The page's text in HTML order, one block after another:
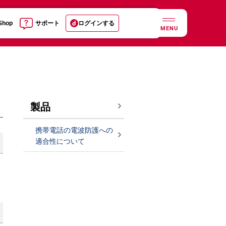
サポート ログインする
MENU
製品
携帯電話の電波防護への
適合性について